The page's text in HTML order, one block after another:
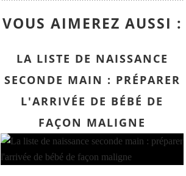
VOUS AIMEREZ AUSSI :
LA LISTE DE NAISSANCE
SECONDE MAIN : PRÉPARER
L'ARRIVÉE DE BÉBÉ DE
FAÇON MALIGNE